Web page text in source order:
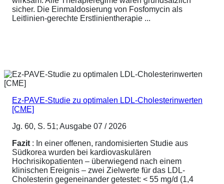
sicher. Die Einmaldosierung von Fosfomycin als
Leitlinien-gerechte Erstlinientherapie ...
Ez-PAVE-Studie zu optimalen LDL-Cholesterinwerten
[CME]
Jg. 60, S. 51; Ausgabe 07 / 2026
Fazit : In einer offenen, randomisierten Studie aus
Südkorea wurden bei kardiovaskulären
Hochrisikopatienten – überwiegend nach einem
klinischen Ereignis – zwei Zielwerte für das LDL-
Cholesterin gegeneinander getestet: < 55 mg/d (1,4